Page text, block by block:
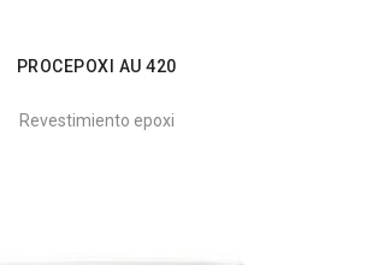
PROCEPOXI AU 420
Revestimiento epoxi